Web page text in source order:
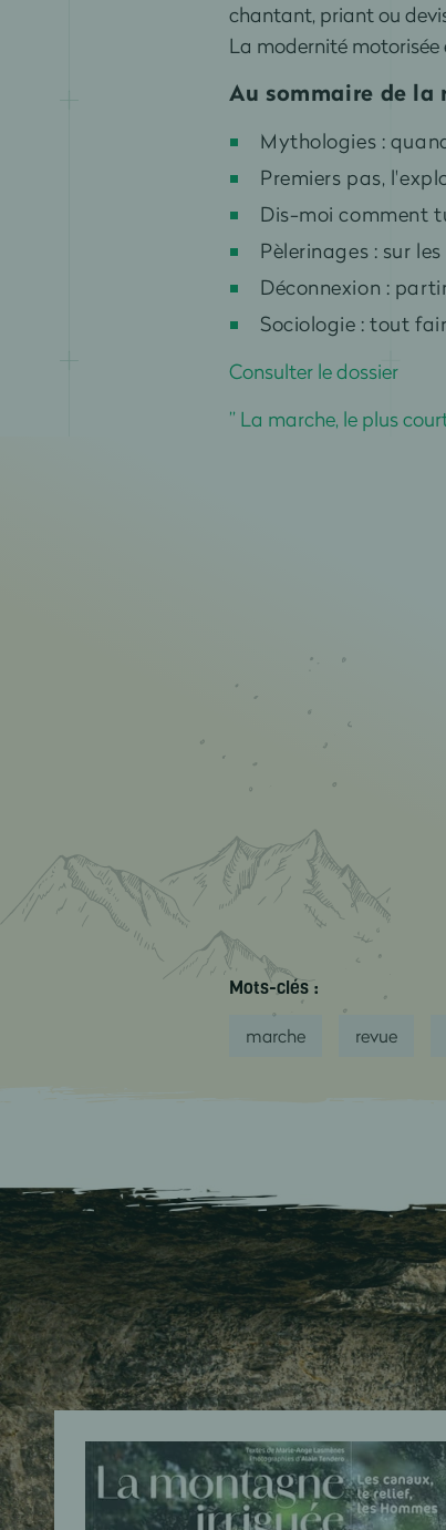
chantant, priant ou
La modernité motorisée
Au sommaire de la
Mythologies :
Premiers pas,
Dis-moi comment
Pèlerinages : sur
Déconnexion :
Sociologie : tout
Consulter le dossier
” La marche, le plus
Mots-clés :
marche revue